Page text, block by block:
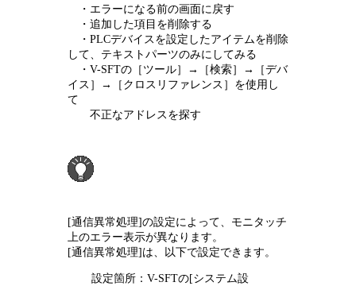
・エラーになる前の画面に戻す
・追加した項目を削除する
・PLCデバイスを設定したアイテムを削除
して、テキストパーツのみにしてみる
・V-SFTの［ツール］→［検索］→［デバ
イス］→［クロスリファレンス］を使用し
て
不正なアドレスを探す
[通信異常処理]の設定によって、モニタッチ
上のエラー表示が異なります。
[通信異常処理]は、以下で設定できます。
設定箇所：V-SFTの[システム設